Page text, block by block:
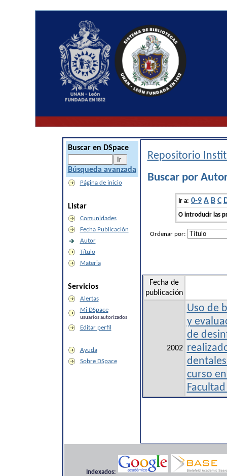
Buscar en DSpace
Búsqueda avanzada
Página de inicio
Listar
Comunidades
Fecha Publicación
Autor
Título
Materia
Servicios
Alertas
Mi DSpace
usuarios autorizados
Editar perfil
Ayuda
Sobre DSpace
Repositorio
Buscar por
Ir a: 0-9 A B C
O introducir las
Ordenar por:
Fecha de
publicación
2002
Uso de
y
de
curso
Indexados: